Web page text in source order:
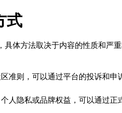
式
体方法取决于内容的性质和严
准则，可以通过平台的投诉和申
人隐私或品牌权益，可以通过正